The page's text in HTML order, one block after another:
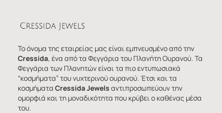
Το όνομα της εταιρείας μας είναι εμπνευσμένο από την
Cressida, ένα από τα Φεγγάρια του Πλανήτη Ουρανού. Τα
Φεγγάρια των Πλανητών είναι τα πιο εντυπωσιακά
“κοσμήματα” του νυχτερινού ουρανού. Έτσι και τα
κοσμήματα Cressida Jewels αντιπροσωπεύουν την
ομορφιά και τη μοναδικότητα που κρύβει ο καθένας μέσα
του.